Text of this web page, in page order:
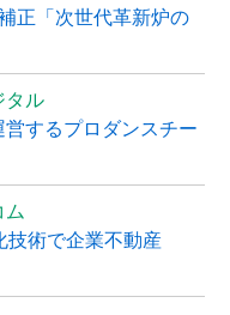
正「次世代革新炉の
タル
するプロダンスチー
ム
技術で企業不動産